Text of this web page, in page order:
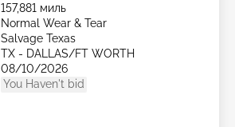
157,881 миль
Normal Wear & Tear
Salvage Texas
TX - DALLAS/FT WORTH
08/10/2026
You Haven't bid